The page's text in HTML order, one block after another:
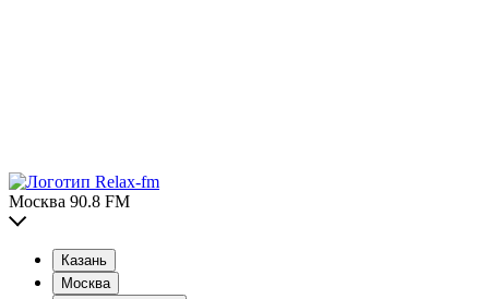
Москва 90.8 FM
Казань
Москва